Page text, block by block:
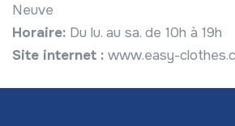
Neuve
Horaire: Du lu. au sa. de 10h à 19h
Site internet : www.easy-